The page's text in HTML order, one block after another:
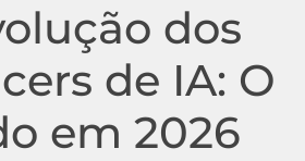
dos
de IA: O
em 2026